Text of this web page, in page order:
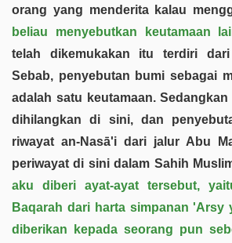
orang yang menderita kalau
beliau menyebutkan keutamaan
telah dikemukakan itu terdiri
Sebab, penyebutan bumi sebagai
adalah satu keutamaan.
dihilangkan di sini, dan
riwayat an-Nasā'i dari jalur Abu
periwayat di sini dalam Sahih
aku diberi ayat-ayat tersebut,
Baqarah dari harta simpanan 'Arsy
diberikan kepada seorang pun